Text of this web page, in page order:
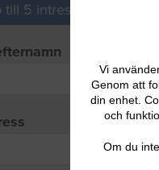
Vi
Genom att
din enhet.
och
Om du
till 5 intresserade